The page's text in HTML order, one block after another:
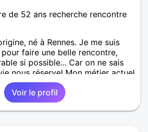
de 52 ans recherche rencontre
né à Rennes. Je me suis
faire une belle rencontre,
si possible... Car on ne sais
nous réserve! Mon métier actuel
que agent technique
en tant que professeur des
changer. J'aime la culture en
la littérature, le dessin, l'Art, un
Voir le profil